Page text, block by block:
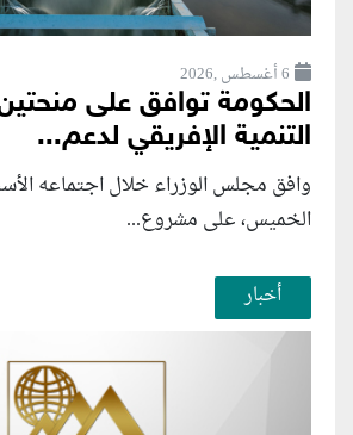
6 أغسطس ,2026
الحكومة توافق على
التنمية الإفريقي لدعم...
وافق مجلس الوزراء خلال اجتماعه
الخميس، على مشروع...
أخبار